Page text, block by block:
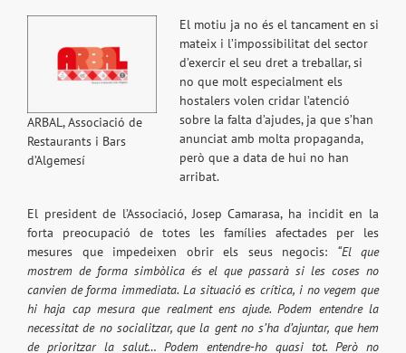
ARBAL, Associació de
Restaurants i Bars
d’Algemesí
El motiu ja no és el tancament en si
mateix i l’impossibilitat del sector
d’exercir el seu dret a treballar, si
no que molt especialment els
hostalers volen cridar l’atenció
sobre la falta d’ajudes, ja que s’han
anunciat amb molta propaganda,
però que a data de hui no han
arribat.
El president de l’Associació, Josep Camarasa, ha incidit en la
forta preocupació de totes les famílies afectades per les
mesures que impedeixen obrir els seus negocis: “El que
mostrem de forma simbòlica és el que passarà si les coses no
canvien de forma immediata. La situació es crítica, i no vegem que
hi haja cap mesura que realment ens ajude. Podem entendre la
necessitat de no socialitzar, que la gent no s’ha d’ajuntar, que hem
de prioritzar la salut… Podem entendre-ho quasi tot. Però no